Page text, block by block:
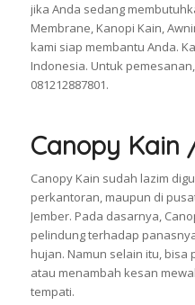
jika Anda sedang
Membrane, Kanopi Kain,
kami siap membantu Anda.
Indonesia. Untuk
081212887801.
Canopy Kain
Canopy Kain sudah lazim
perkantoran, maupun di
Jember. Pada dasarnya,
pelindung terhadap
hujan. Namun selain itu,
atau menambah kesan
tempati.